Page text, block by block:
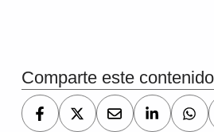
Comparte este contenido